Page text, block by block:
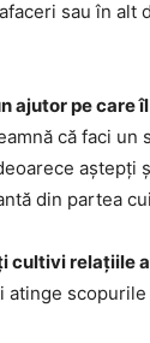
sau în alt
ajutor pe care
că faci un
aștepți
din partea
cultivi relațiile
scopurile